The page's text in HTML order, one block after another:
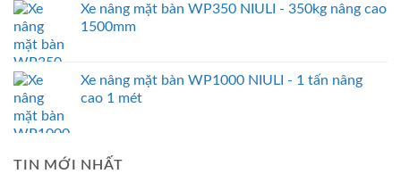
Xe nâng mặt bàn WP350 NIULI - 350kg nâng cao
1500mm
Xe nâng mặt bàn WP1000 NIULI - 1 tấn nâng
cao 1 mét
TIN MỚI NHẤT